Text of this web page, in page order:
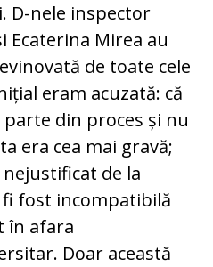
D-nele inspector
Ecaterina Mirea au
de toate cele
eram acuzată: că
din proces și nu
era cea mai gravă;
de la
fi fost incompatibilă
în afara
Doar această